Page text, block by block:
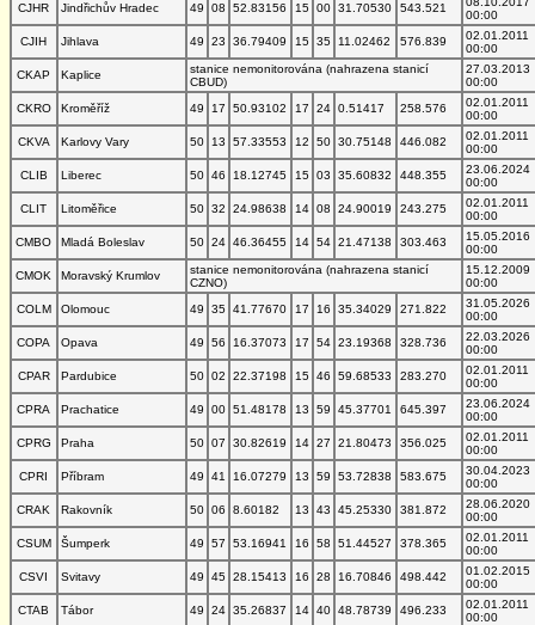
CJHR
Jindřichův Hradec 49 08 52.83156 15 00 31.70530 543.521
00:00
CJIH
Jihlava 49 23 36.79409 15 35 11.02462 576.839
02.01.2011
00:00
CKAP
Kaplice
stanice nemonitorována (nahrazena stanicí
CBUD)
27.03.2013
00:00
CKRO
Kroměříž 49 17 50.93102 17 24 0.51417 258.576
02.01.2011
00:00
CKVA
Karlovy Vary 50 13 57.33553 12 50 30.75148 446.082
02.01.2011
00:00
CLIB
Liberec 50 46 18.12745 15 03 35.60832 448.355
23.06.2024
00:00
CLIT
Litoměřice 50 32 24.98638 14 08 24.90019 243.275
02.01.2011
00:00
CMBO
Mladá Boleslav 50 24 46.36455 14 54 21.47138 303.463
15.05.2016
00:00
CMOK
Moravský Krumlov
stanice nemonitorována (nahrazena stanicí
CZNO)
15.12.2009
00:00
COLM
Olomouc 49 35 41.77670 17 16 35.34029 271.822
31.05.2026
00:00
COPA
Opava 49 56 16.37073 17 54 23.19368 328.736
22.03.2026
00:00
CPAR
Pardubice 50 02 22.37198 15 46 59.68533 283.270
02.01.2011
00:00
CPRA
Prachatice 49 00 51.48178 13 59 45.37701 645.397
23.06.2024
00:00
CPRG
Praha 50 07 30.82619 14 27 21.80473 356.025
02.01.2011
00:00
CPRI
Příbram 49 41 16.07279 13 59 53.72838 583.675
30.04.2023
00:00
CRAK
Rakovník 50 06 8.60182 13 43 45.25330 381.872
28.06.2020
00:00
CSUM
Šumperk 49 57 53.16941 16 58 51.44527 378.365
02.01.2011
00:00
CSVI
Svitavy 49 45 28.15413 16 28 16.70846 498.442
01.02.2015
00:00
CTAB
Tábor 49 24 35.26837 14 40 48.78739 496.233
02.01.2011
00:00